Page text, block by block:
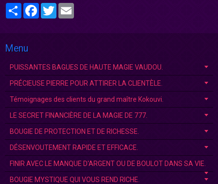
PartagerFacebook
Twitter
Menu
PUISSANTES BAGUES DE HAUTE MAGIE VAUDOU.
PRÉCIEUSE PIERRE POUR ATTIRER LA CLIENTÈLE.
Témoignages des clients du grand maître Kokouvi.
LE SECRET FINANCIÈRE DE LA MAGIE DE 777.
BOUGIE DE PROTECTION ET DE RICHESSE.
DÉSENVOUTEMENT RAPIDE ET EFFICACE.
FINIR AVEC LE MANQUE D'ARGENT OU DE BOULOT DANS SA VIE.
BOUGIE MYSTIQUE QUI VOUS REND RICHE.